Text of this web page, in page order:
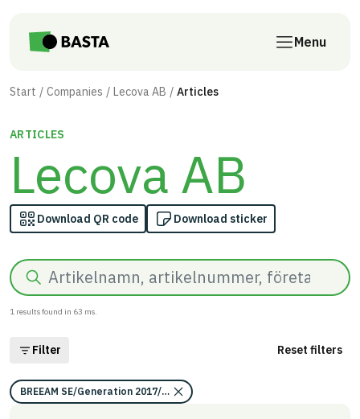
Menu
Start Companies Lecova AB Articles
ARTICLES
Lecova AB
Download QR code Download sticker
Search
1 results found in 63 ms.
Filter Reset filters
BREEAM SE/Generation 2017/Kriterium: Mat 07 Farliga ämnen